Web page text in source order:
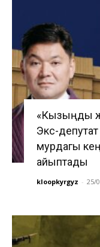
«Кызыңды
Экс-
мурдагы
айыптады
kloopkyrgyz - 25/